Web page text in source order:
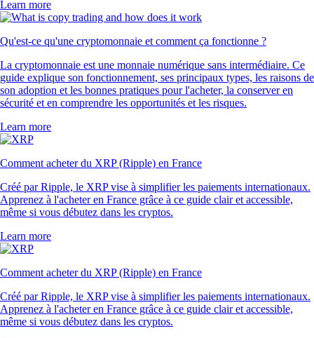
Learn more
Qu'est-ce qu'une cryptomonnaie et comment ça fonctionne ?
La cryptomonnaie est une monnaie numérique sans intermédiaire. Ce
guide explique son fonctionnement, ses principaux types, les raisons de
son adoption et les bonnes pratiques pour l'acheter, la conserver en
sécurité et en comprendre les opportunités et les risques.
Learn more
Comment acheter du XRP (Ripple) en France
Créé par Ripple, le XRP vise à simplifier les paiements internationaux.
Apprenez à l'acheter en France grâce à ce guide clair et accessible,
même si vous débutez dans les cryptos.
Learn more
Comment acheter du XRP (Ripple) en France
Créé par Ripple, le XRP vise à simplifier les paiements internationaux.
Apprenez à l'acheter en France grâce à ce guide clair et accessible,
même si vous débutez dans les cryptos.